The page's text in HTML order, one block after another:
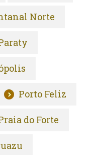
Norte
Porto Feliz
do Forte